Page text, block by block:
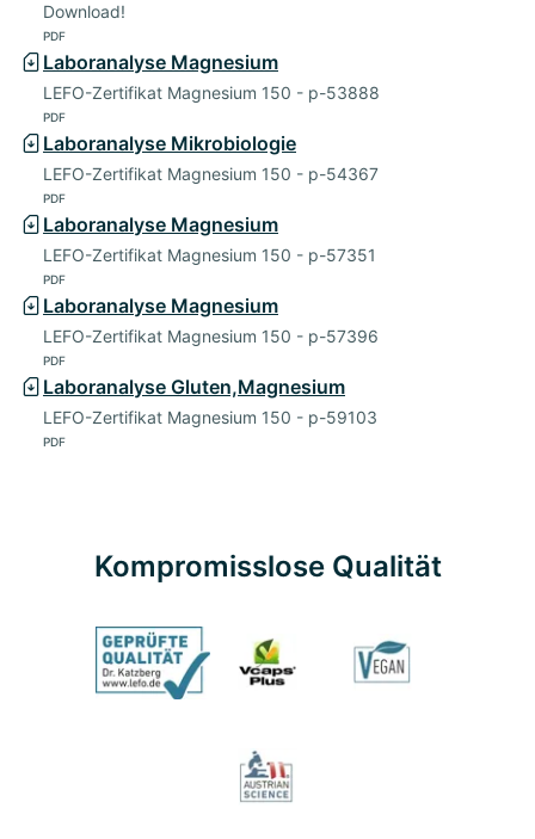
Download!
PDF
Laboranalyse Magnesium
LEFO-Zertifikat Magnesium 150 - p-53888
PDF
Laboranalyse Mikrobiologie
LEFO-Zertifikat Magnesium 150 - p-54367
PDF
Laboranalyse Magnesium
LEFO-Zertifikat Magnesium 150 - p-57351
PDF
Laboranalyse Magnesium
LEFO-Zertifikat Magnesium 150 - p-57396
PDF
Laboranalyse Gluten,Magnesium
LEFO-Zertifikat Magnesium 150 - p-59103
PDF
Kompromisslose Qualität